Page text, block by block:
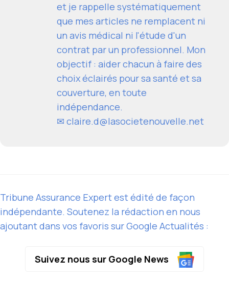
et je rappelle systématiquement
que mes articles ne remplacent ni
un avis médical ni l'étude d'un
contrat par un professionnel. Mon
objectif : aider chacun à faire des
choix éclairés pour sa santé et sa
couverture, en toute
indépendance.
✉ claire.d@lasocietenouvelle.net
Tribune Assurance Expert est édité de façon
indépendante. Soutenez la rédaction en nous
ajoutant dans vos favoris sur Google Actualités :
Suivez nous sur Google News